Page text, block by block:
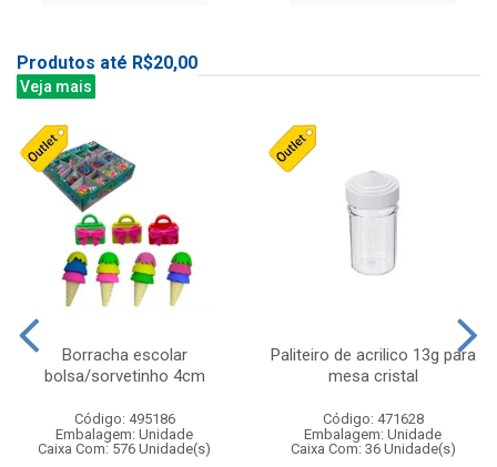
Produtos até R$20,00
Veja mais
Borracha escolar
bolsa/sorvetinho 4cm
Código: 495186
Embalagem: Unidade
Caixa Com: 576 Unidade(s)
Paliteiro de acrilico 13g para
mesa cristal
Código: 471628
Embalagem: Unidade
Caixa Com: 36 Unidade(s)